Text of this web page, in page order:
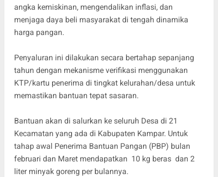
angka kemiskinan, mengendalikan inflasi, dan
menjaga daya beli masyarakat di tengah dinamika
harga pangan.
Penyaluran ini dilakukan secara bertahap sepanjang
tahun dengan mekanisme verifikasi menggunakan
KTP/kartu penerima di tingkat kelurahan/desa untuk
memastikan bantuan tepat sasaran.
Bantuan akan di salurkan ke seluruh Desa di 21
Kecamatan yang ada di Kabupaten Kampar. Untuk
tahap awal Penerima Bantuan Pangan (PBP) bulan
februari dan Maret mendapatkan 10 kg beras dan 2
liter minyak goreng per bulannya.